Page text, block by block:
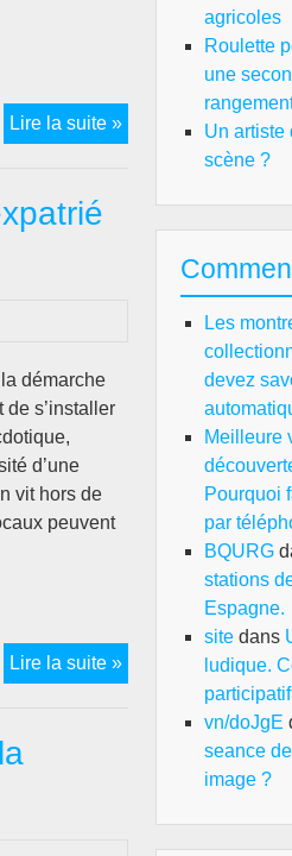
Lire la suite »Assurance
loisirs
Qu’est-
obligatoire
démarche
de s’installer
d’une
vit hors de
peuvent
Lire la suite »Le
guide
complet
agricoles
Roulette
une
Un artiste
scène ?
Les
devez
Meilleure
Pourquoi
par
BQURG
stations
Espagne.
site dans
ludique.
participatif
vn/doJgE
seance
image ?